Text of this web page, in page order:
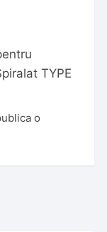
TYPE
o